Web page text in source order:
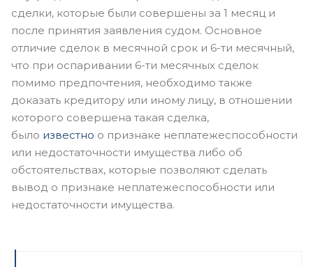
сделки, которые были совершены за 1 месяц и
после принятия заявления судом. Основное
отличие сделок в месячной срок и 6-ти месячный,
что при оспаривании 6-ти месячных сделок
помимо предпочтения, необходимо также
доказать кредитору или иному лицу, в отношении
которого совершена такая сделка,
было известно о признаке неплатежеспособности
или недостаточности имущества либо об
обстоятельствах, которые позволяют сделать
вывод о признаке неплатежеспособности или
недостаточности имущества.